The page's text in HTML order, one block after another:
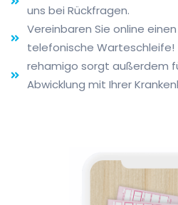
uns bei Rückfragen.
Vereinbaren Sie online
telefonische Warteschleife!
rehamigo sorgt außerdem
Abwicklung mit Ihrer